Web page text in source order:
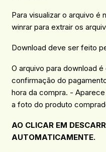
Para visualizar o arquivo é
winrar para extrair os
Download deve ser feito
O arquivo para download
confirmação do
hora da compra. -
a foto do produto
AO CLICAR EM
AUTOMATICAMENTE.